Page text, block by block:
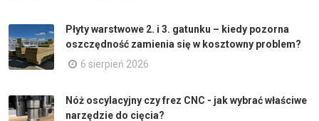
Płyty warstwowe 2. i 3. gatunku – kiedy pozorna
oszczędność zamienia się w kosztowny problem?
6 sierpień 2026
Nóż oscylacyjny czy frez CNC - jak wybrać właściwe
narzędzie do cięcia?